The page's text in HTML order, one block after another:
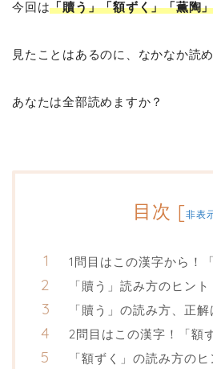
今回は「贖う」「額ずく」「薫陶」
見たことはあるのに、なかなか読
あなたは全部読めますか？
目次 [非表
1問目はこの漢字から！「
「贖う」読み方のヒント
「贖う」の読み方、正解
2問目はこの漢字！「額
「額ずく」の読み方の